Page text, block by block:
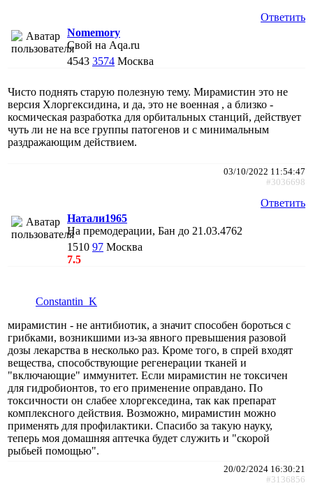
Ответить
Nomemory
Свой на Aqa.ru
4543 3574 Москва
Чисто поднять старую полезную тему. Мирамистин это не
версия Хлоргексидина, и да, это не военная , а близко -
космическая разработка для орбитальных станций, действует
чуть ли не на все группы патогенов и с минимальным
раздражающим действием.
03/10/2022 11:54:47
#3036698
Ответить
Натали1965
На премодерации, Бан до 21.03.4762
1510 97 Москва
7.5
Constantin_K
мирамистин - не антибиотик, а значит способен бороться с
грибками, возникшими из-за явного превышения разовой
дозы лекарства в несколько раз. Кроме того, в спрей входят
вещества, способствующие регенерации тканей и
"включающие" иммунитет. Если мирамистин не токсичен
для гидробионтов, то его применение оправдано. По
токсичности он слабее хлоргекседина, так как препарат
комплексного действия. Возможно, мирамистин можно
применять для профилактики. Спасибо за такую науку,
теперь моя домашняя аптечка будет служить и "скорой
рыбьей помощью".
20/02/2024 16:30:21
#3136856